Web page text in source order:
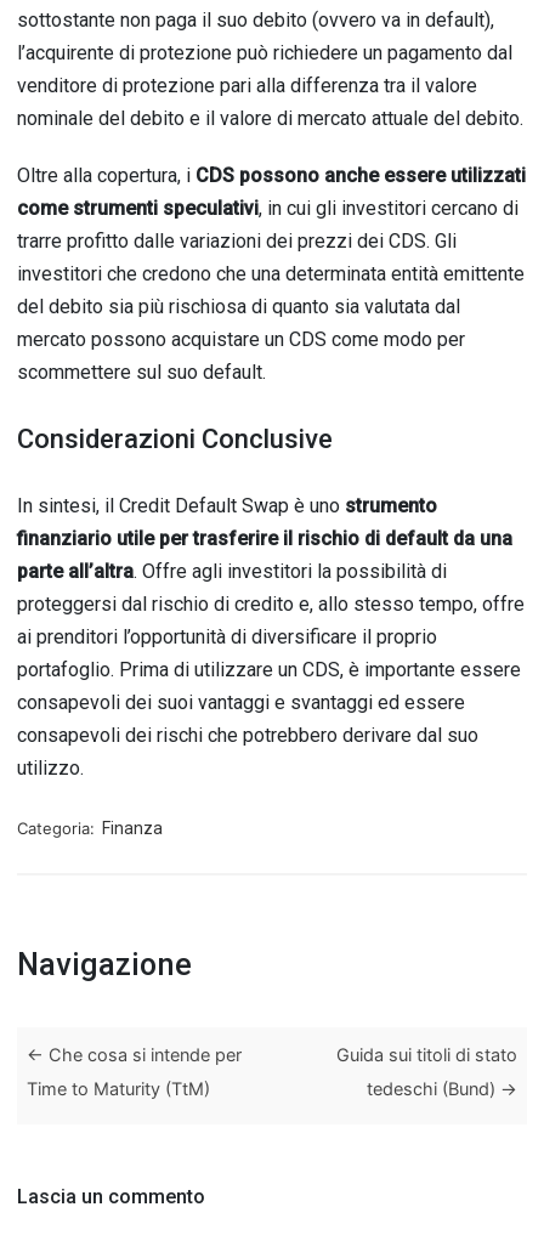
sottostante non paga il suo debito (ovvero va in default),
l’acquirente di protezione può richiedere un pagamento dal
venditore di protezione pari alla differenza tra il valore
nominale del debito e il valore di mercato attuale del debito.
Oltre alla copertura, i CDS possono anche essere utilizzati
come strumenti speculativi, in cui gli investitori cercano di
trarre profitto dalle variazioni dei prezzi dei CDS. Gli
investitori che credono che una determinata entità emittente
del debito sia più rischiosa di quanto sia valutata dal
mercato possono acquistare un CDS come modo per
scommettere sul suo default.
Considerazioni Conclusive
In sintesi, il Credit Default Swap è uno strumento
finanziario utile per trasferire il rischio di default da una
parte all’altra. Offre agli investitori la possibilità di
proteggersi dal rischio di credito e, allo stesso tempo, offre
ai prenditori l’opportunità di diversificare il proprio
portafoglio. Prima di utilizzare un CDS, è importante essere
consapevoli dei suoi vantaggi e svantaggi ed essere
consapevoli dei rischi che potrebbero derivare dal suo
utilizzo.
Categoria: Finanza
Navigazione
← Che cosa si intende per
Time to Maturity (TtM)
Guida sui titoli di stato
tedeschi (Bund) →
Lascia un commento